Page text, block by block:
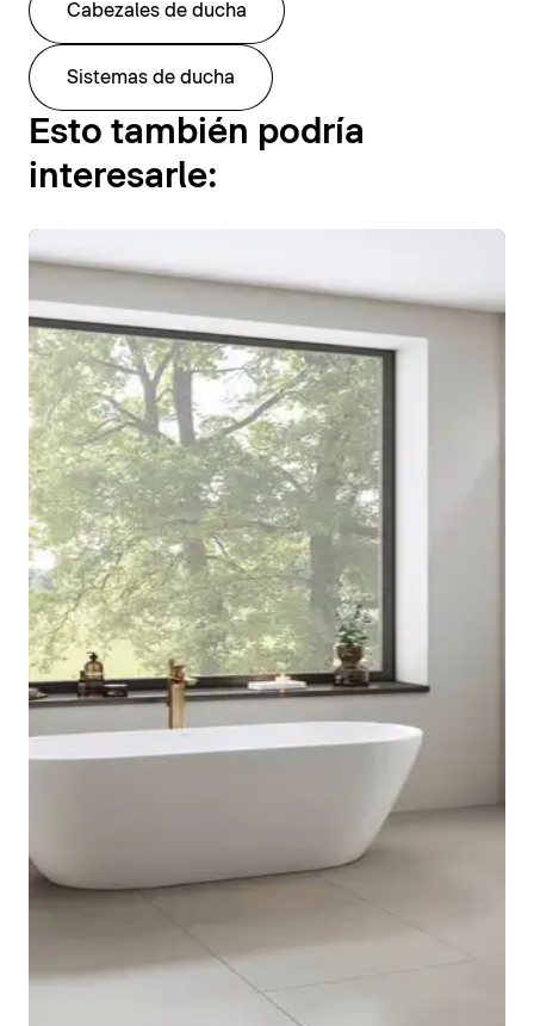
Cabezales de ducha
Sistemas de ducha
Esto también podría
interesarle: